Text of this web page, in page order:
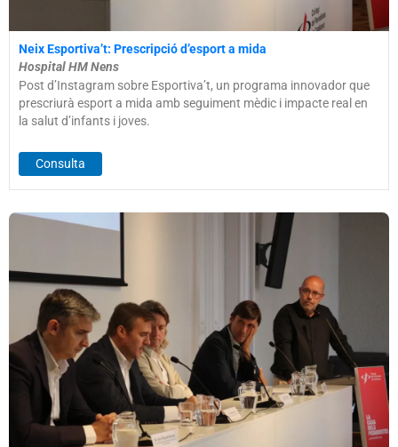
Neix Esportiva’t: Prescripció d’esport a mida
Hospital HM Nens
Post d’Instagram sobre Esportiva’t, un programa innovador que
prescriurà esport a mida amb seguiment mèdic i impacte real en
la salut d’infants i joves.
Consulta